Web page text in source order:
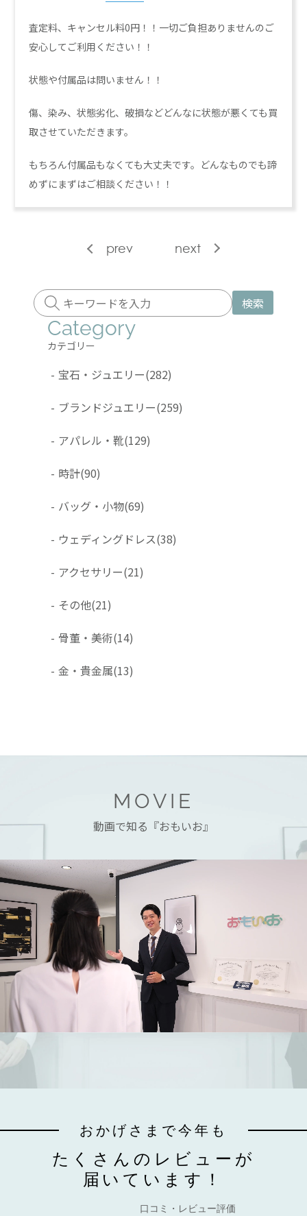
査定料、キャンセル料0円！！一切ご負担ありませんのご
安心してご利用ください！！
状態や付属品は問いません！！
傷、染み、状態劣化、破損などどんなに状態が悪くても買
取させていただきます。
もちろん付属品もなくても大丈夫です。どんなものでも諦
めずにまずはご相談ください！！
prev next
検索
Category
カテゴリー
- 宝石・ジュエリー(282)
- ブランドジュエリー(259)
- アパレル・靴(129)
- 時計(90)
- バッグ・小物(69)
- ウェディングドレス(38)
- アクセサリー(21)
- その他(21)
- 骨董・美術(14)
- 金・貴金属(13)
MOVIE
動画で知る『おもいお』
おかげさまで今年も
たくさんのレビューが
届いています！
口コミ・レビュー評価